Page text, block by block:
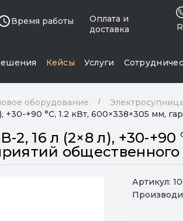
Время работы
Оплата и
доставка
Кейсы Услуги
оборудование
+30-+90 °C, 1.2 кВт, 600×338×305 мм,
16 л (2×8 л), +30-+90
Артикул: